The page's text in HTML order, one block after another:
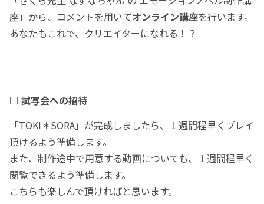
座」から、コメントを用いてオンライン講座を行います。
あなたもこれで、クリエイターになれる！？
□ 試写会への招待
「TOKI＊SORA」が完成しましたら、１週間程早くプレイ
頂けるよう準備します。
また、制作途中で用意する動画についても、１週間程早く
閲覧できるよう準備します。
こちらも楽しんで頂ければと思います。